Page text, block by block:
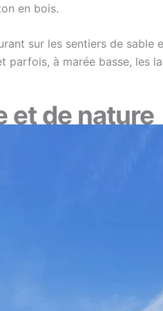
en bois.
sur les sentiers de sable
à marée basse, les
et de nature